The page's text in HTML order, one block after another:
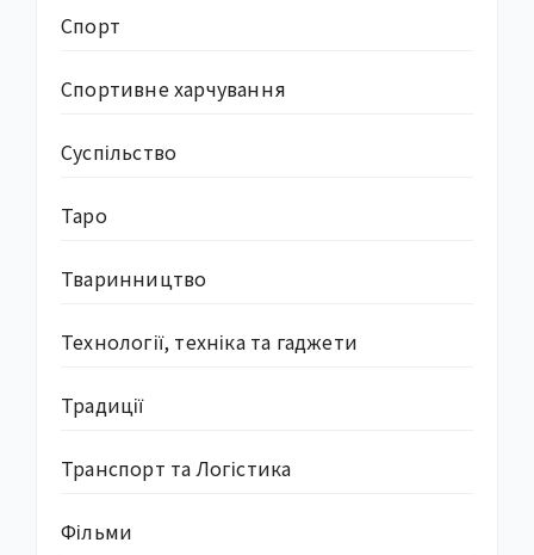
Спорт
Спортивне харчування
Суcпільство
Таро
Тваринництво
Технології, техніка та гаджети
Традиції
Транспорт та Логістика
Фільми